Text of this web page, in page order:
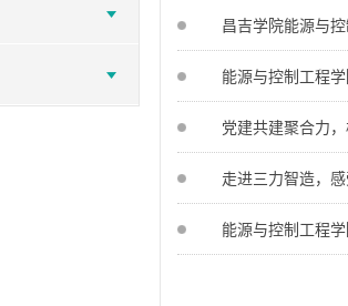
昌吉学院能源与
能源与控制工程
党建共建聚合力
走进三力智造，
能源与控制工程